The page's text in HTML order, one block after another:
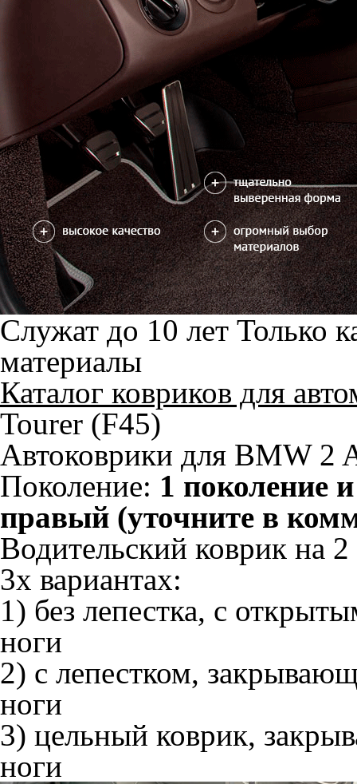
Служат до 10 лет Только
материалы
Каталог ковриков для
Tourer (F45)
Автоковрики для BMW 2
Поколение: 1 поколение
правый (уточните в
Водительский коврик на
3х вариантах:
1) без лепестка, с
ноги
2) с лепестком,
ноги
3) цельный коврик,
ноги